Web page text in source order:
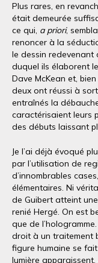
Plus rares, en
était demeurée
ce qui, a priori,
renoncer à la
le dessin redevenant
duquel ils élaborent
Dave McKean et,
deux ont réussi à
entraînés la
caractérisaient leurs
des débuts laissant
Je l’ai déjà évoqué
par l’utilisation de
d’innombrables
élémentaires. Ni
de Guibert atteint
renié Hergé. On est
que de
droit à un traitement
figure humaine se
lumière